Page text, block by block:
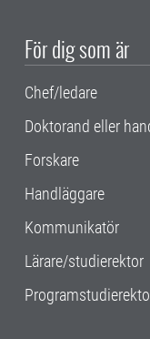
För dig som är
Chef/ledare
Doktorand eller
Forskare
Handläggare
Kommunikatör
Lärare/studierektor